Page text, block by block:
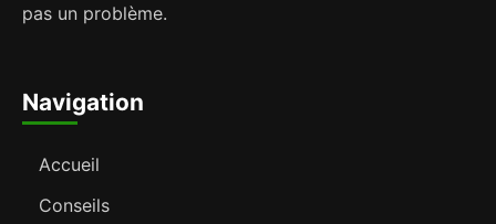
pas un problème.
Navigation
Accueil
Conseils